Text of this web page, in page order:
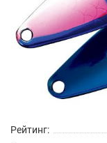
Рейтинг: